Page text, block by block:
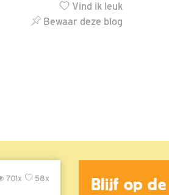
Vind ik leuk
Bewaar deze blog
58x
701x Blijf op